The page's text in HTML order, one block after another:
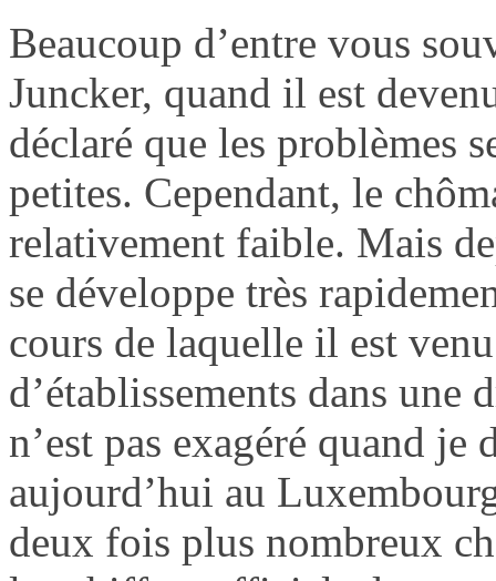
Beaucoup d’entre vous
Juncker, quand il est
déclaré que les problèmes
petites. Cependant, le
relativement faible. Mais
se développe très
cours de laquelle il est
d’établissements dans une
n’est pas exagéré quand
aujourd’hui au
deux fois plus nombreux